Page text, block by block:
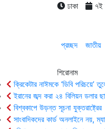
ঢাকা ৭ই
প্রচ্ছদ জাতীয়
শিরোনাম
ক্রিকেটার নাঈমকে ‘ডিবি পরিচয়ে’
ইরানের জব্দ করা ২৪ বিলিয়ন ডলার
বিশ্বকাপে উড়ন্ত সূচনা যুক্তরাষ্ট্রের
সাংবাদিকদের কার্ড অনলাইনে নয়,